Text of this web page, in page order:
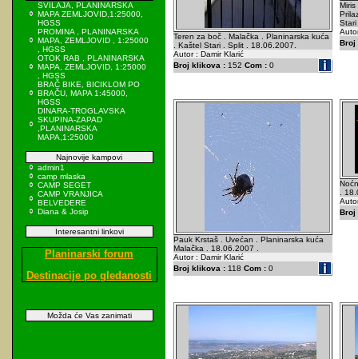
SVILAJA, PLANINARSKA
MAPA ZEMLJOVID,1:25000,
HGSS
PROMINA , PLANINARSKA
MAPA, ZEMLJOVID , 1:25000
, HGSS
OTOK RAB , PLANINARSKA
MAPA, ZEMLJOVID, 1:25000
, HGSS
BRAČ BIKE, BICIKLOM PO
BRAČU, MAPA 1:45000,
HGSS
DINARA-TROGLAVSKA
SKUPINA-ZAPAD
,PLANINARSKA
MAPA,1:25000
Najnovije kampovi
admin1
camp mlaska
CAMP SEGET
CAMP VRANJICA
BELVEDERE
Diana & Josip
Interesantni linkovi
Planinarski forum
Destinacije po gledanosti
Možda će Vas zanimati
Teren za boč . Malačka . Planinarska kuća
. Kaštel Stari . Split . 18.06.2007.
Autor : Damir Klarić
Broj klikova :152 Com :0
Broj
Pauk Krstaš . Uvećan . Planinarska kuća
Malačka . 18.06.2007 .
Autor : Damir Klarić
Broj klikova :118 Com :0
.
Broj